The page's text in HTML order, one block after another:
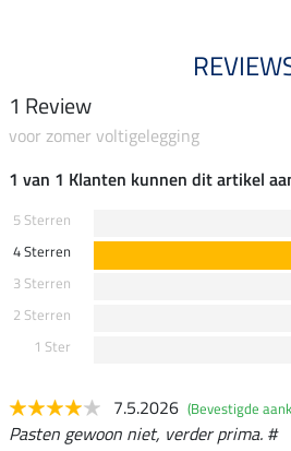
1 Review
voor zomer voltigelegging
1 van 1 Klanten kunnen dit artikel
5 Sterren
4 Sterren
3 Sterren
2 Sterren
1 Ster
7.5.2026 (Bevestigde
Pasten gewoon niet, verder prima. #